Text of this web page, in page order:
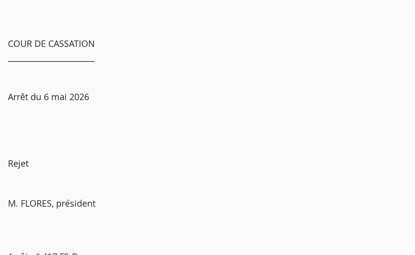
COUR DE CASSATION
Arrêt du 6 mai 2026
Rejet
M. FLORES, président